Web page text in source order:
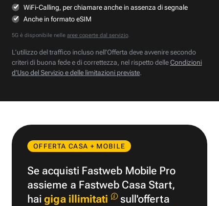
WiFi-Calling, per chiamare anche in assenza di segnale
Anche in formato eSIM
5G è disponibile nelle aree coperte dal servizio.
L’utilizzo del traffico incluso nell’Offerta deve avvenire secondo
criteri di buona fede e di correttezza, nel rispetto delleCondizioni
d’Uso del Servizio e delle limitazioni previste.
OFFERTA CASA + MOBILE
Se acquisti Fastweb Mobile Pro
assieme a Fastweb Casa Start,
haigiga illimitati
sull'offerta